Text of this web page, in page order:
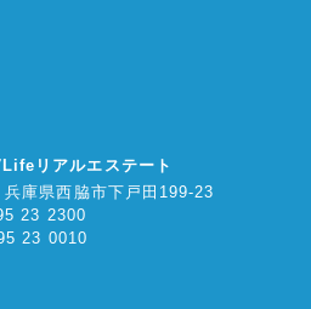
リアルエステート
庫県西脇市下戸田199-23
23 2300
23 0010